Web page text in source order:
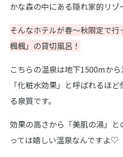
かな森の中にある隠れ家的リゾ
そんなホテルが春〜秋限定で
楓楓」の貸切風呂！
こちらの温泉は地下1500mから
「化粧水効果」と呼ばれるほ
る泉質です。
効果の高さから「美肌の湯」と
っては嬉しい温泉なんですよ♡